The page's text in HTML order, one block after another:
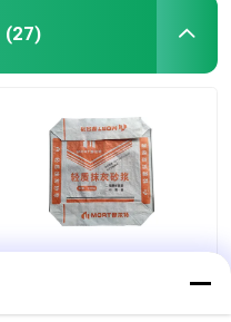
(27)
Efficacité en termes de